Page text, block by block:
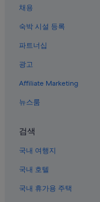
오타케시의 료칸
미야지마 페리 선착장
채용
숙박 시설 등록
파트너십
광고
Affiliate Marketing
뉴스룸
검색
국내 여행지
국내 호텔
국내 휴가용 주택